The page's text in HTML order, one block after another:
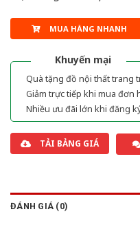
MUA HÀNG NHANH
Khuyến mại
Quà tặng đồ nội thất trang
Giảm trực tiếp khi mua đơn
Nhiều ưu đãi lớn khi đăng
TẢI BẢNG GIÁ
ĐÁNH GIÁ (0)